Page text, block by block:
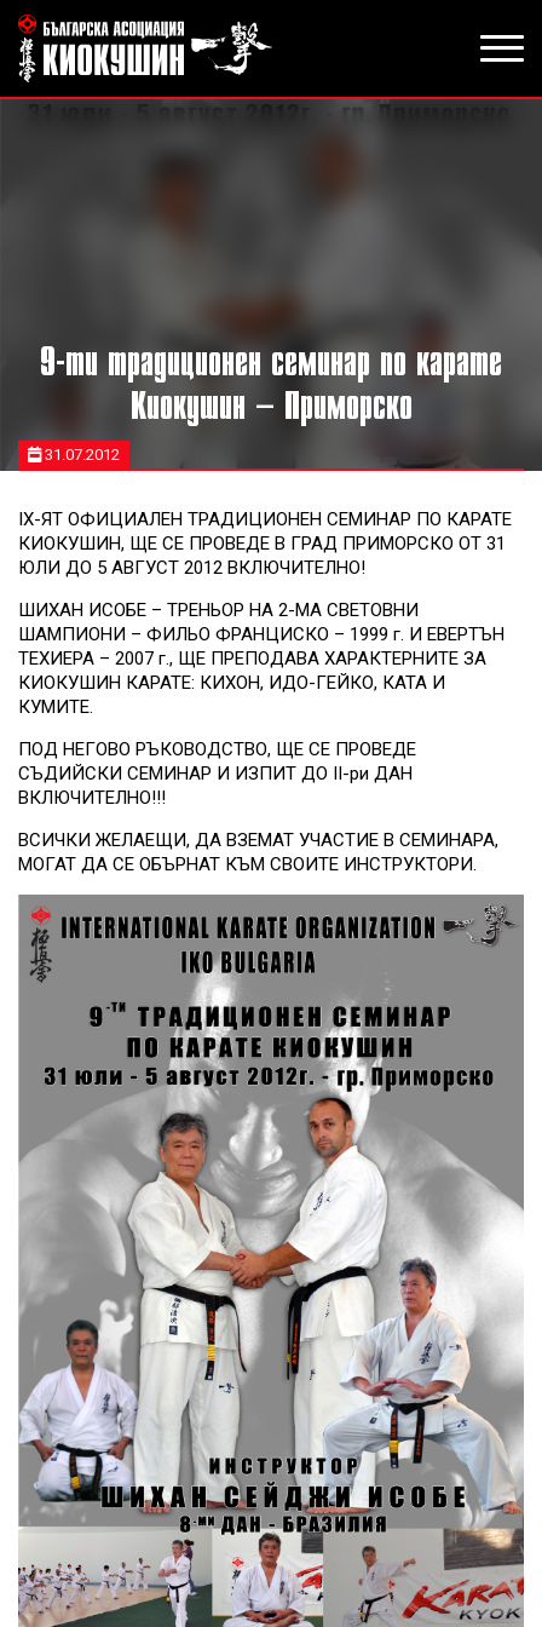
9-ти традиционен семинар по карате
Киокушин – Приморско
31.07.2012
ІХ-ЯТ ОФИЦИАЛЕН ТРАДИЦИОНЕН СЕМИНАР ПО КАРАТЕ
КИОКУШИН, ЩЕ СЕ ПРОВЕДЕ В ГРАД ПРИМОРСКО ОТ 31
ЮЛИ ДО 5 АВГУСТ 2012 ВКЛЮЧИТЕЛНО!
ШИХАН ИСОБЕ – ТРЕНЬОР НА 2-МА СВЕТОВНИ
ШАМПИОНИ – ФИЛЬО ФРАНЦИСКО – 1999 г. И ЕВЕРТЪН
ТЕХИЕРА – 2007 г., ЩЕ ПРЕПОДАВА ХАРАКТЕРНИТЕ ЗА
КИОКУШИН КАРАТЕ: КИХОН, ИДО-ГЕЙКО, КАТА И
КУМИТЕ.
ПОД НЕГОВО РЪКОВОДСТВО, ЩЕ СЕ ПРОВЕДЕ
СЪДИЙСКИ СЕМИНАР И ИЗПИТ ДО II-ри ДАН
ВКЛЮЧИТЕЛНО!!!
ВСИЧКИ ЖЕЛАЕЩИ, ДА ВЗЕМАТ УЧАСТИЕ В СЕМИНАРА,
МОГАТ ДА СЕ ОБЪРНАТ КЪМ СВОИТЕ ИНСТРУКТОРИ.